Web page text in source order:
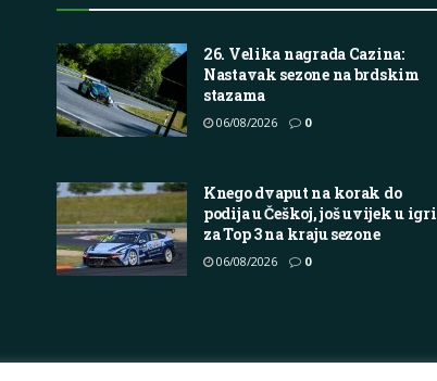
26. Velika nagrada Cazina:
Nastavak sezone na brdskim
stazama
06/08/2026 0
Knego dvaput na korak do
podija u Češkoj, još uvijek u igri
za Top 3 na kraju sezone
06/08/2026 0